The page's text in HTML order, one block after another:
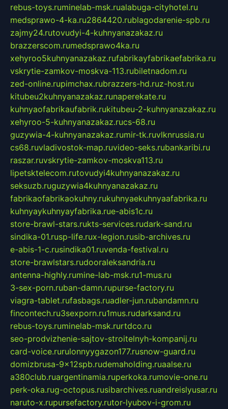
rebus-toys.ruminelab-msk.rualabuga-cityhotel.ru
medsprawo-4-ka.ru2864420.rublagodarenie-spb.ru
zajmy24.rutovudyi-4-kuhnyanazakaz.ru
brazzerscom.rumedsprawo4ka.ru
xehyroo5kuhnyanazakaz.rufabrikayfabrikaefabrika.ru
vskrytie-zamkov-moskva-113.rubiletnadom.ru
zed-online.rupimchax.rubrazzers-hd.ruz-host.ru
kitubeu2kuhnyanazakaz.runaperekate.ru
kuhnyaofabrikaufabrik.rukitubeu-2-kuhnyanazakaz.ru
xehyroo-5-kuhnyanazakaz.rucs-68.ru
guzywia-4-kuhnyanazakaz.rumir-tk.ruvlknrussia.ru
cs68.ruvladivostok-map.ruvideo-seks.rubankaribi.ru
raszar.ruvskrytie-zamkov-moskva113.ru
lipetsktelecom.rutovudyi4kuhnyanazakaz.ru
seksuzb.ruguzywia4kuhnyanazakaz.ru
fabrikaofabrikaokuhny.rukuhnyaekuhnyaafabrika.ru
kuhnyaykuhnyayfabrika.rue-abis1c.ru
store-brawl-stars.rukts-services.rudark-sand.ru
sindika-01.rusp-life.rux-legion.rusib-archives.ru
e-abis-1-c.rusindika01.ruvenda-festival.ru
store-brawlstars.rudooraleksandria.ru
antenna-highly.rumine-lab-msk.ru1-mus.ru
3-sex-porn.ruban-damn.rupurse-factory.ru
viagra-tablet.rufasbags.ruadler-jun.rubandamn.ru
fincontech.ru3sexporn.ru1mus.rudarksand.ru
rebus-toys.ruminelab-msk.rurtdco.ru
seo-prodvizhenie-sajtov-stroitelnyh-kompanij.ru
card-voice.rurulonnyygazon177.rusnow-guard.ru
domizbrusa-9x12spb.rudemaholding.ruaalse.ru
a380club.ruargentinamia.ruperkoka.rumovie-one.ru
perk-oka.rug-octopus.rusibarchives.ruandreislyusar.ru
naruto-x.rupursefactory.rutor-lyubov-i-grom.ru